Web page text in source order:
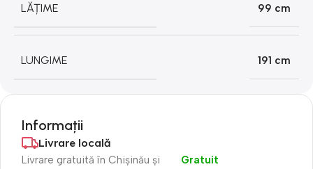
LĂȚIME 99 cm
LUNGIME 191 cm
Informații
Livrare locală
Livrare gratuită în Chișinău și
Gratuit